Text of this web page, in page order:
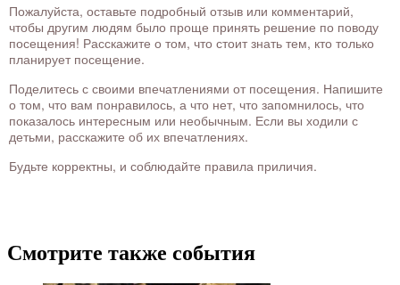
Пожалуйста, оставьте подробный отзыв или комментарий,
чтобы другим людям было проще принять решение по поводу
посещения! Расскажите о том, что стоит знать тем, кто только
планирует посещение.
Поделитесь с своими впечатлениями от посещения. Напишите
о том, что вам понравилось, а что нет, что запомнилось, что
показалось интересным или необычным. Если вы ходили с
детьми, расскажите об их впечатлениях.
Будьте корректны, и соблюдайте правила приличия.
Смотрите также события